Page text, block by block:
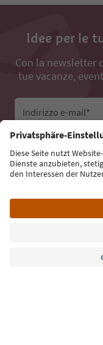
Idee per le
Con la newsletter
tue vacanze,
Indirizzo e-mail*